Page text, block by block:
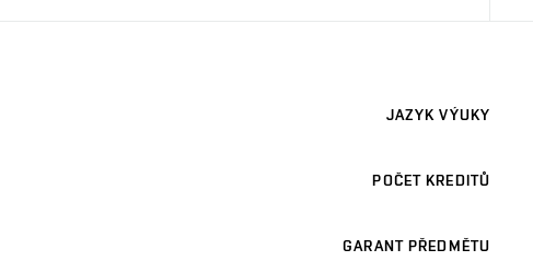
JAZYK VÝUKY
POČET KREDITŮ
GARANT PŘEDMĚTU